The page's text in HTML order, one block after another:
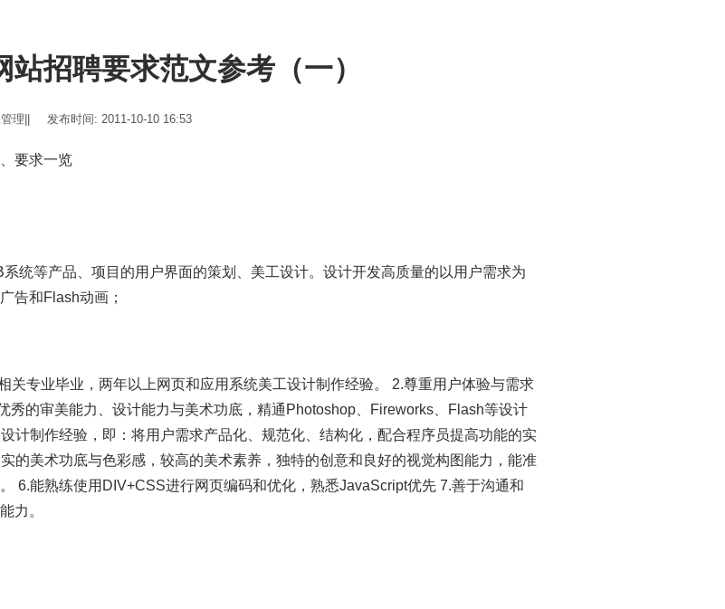
站招聘要求范文参考（一）
理|| 发布时间: 2011-10-10 16:53
要求一览
统等产品、项目的用户界面的策划、美工设计。设计开发高质量的以用户需求为
告和Flash动画；
关专业毕业，两年以上网页和应用系统美工设计制作经验。 2.尊重用户体验与需求
秀的审美能力、设计能力与美术功底，精通Photoshop、Fireworks、Flash等设计
计制作经验，即：将用户需求产品化、规范化、结构化，配合程序员提高功能的实
的美术功底与色彩感，较高的美术素养，独特的创意和良好的视觉构图能力，能准
6.能熟练使用DIV+CSS进行网页编码和优化，熟悉JavaScript优先 7.善于沟通和
力。